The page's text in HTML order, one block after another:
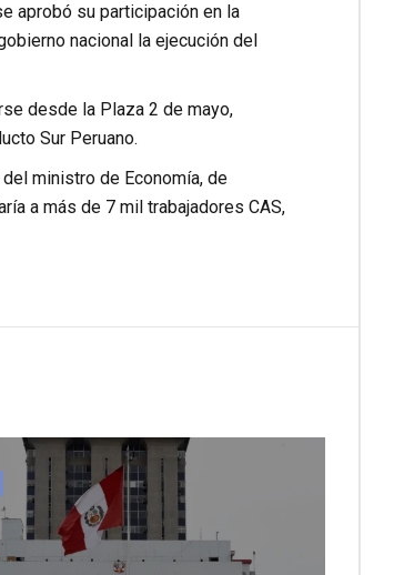
aprobó su participación en la
nacional la ejecución del
desde la Plaza 2 de mayo,
Sur Peruano.
ministro de Economía, de
a más de 7 mil trabajadores CAS,